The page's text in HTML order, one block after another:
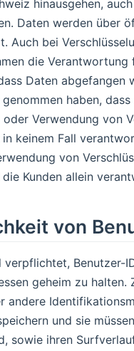
hinausgehen,
Daten werden über
Auch bei
die
Daten abgefangen
genommen haben,
oder Verwendung von
in keinem Fall
von
Kunden allein
von
verpflichtet,
geheim zu
andere
und sie
sowie ihren